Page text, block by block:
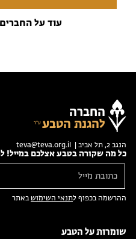
עוד על
החברה
להגנת הטבע
הנגב 2, תל אביב | teva@teva.org.il
כל מה שקורה בטבע אצלכם במייל!
ההרשמה בכפוף לתנאי השימושבאתר
שומרות על הטבע